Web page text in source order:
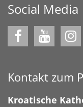
Social Media
Kontakt zum
Kroatische